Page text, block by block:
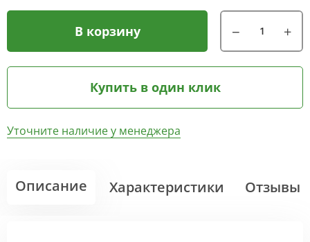
В корзину
Купить в один клик
Уточните наличие у менеджера
Описание Характеристики Отзывы